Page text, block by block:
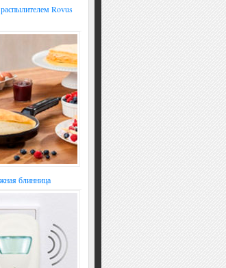
Rovus
блинница